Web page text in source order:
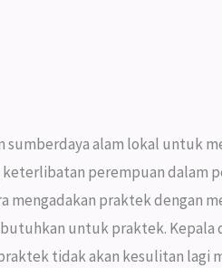
sumberdaya alam lokal untuk
perempuan dalam
mengadakan praktek dengan
untuk praktek. Kepala
tidak akan kesulitan lagi